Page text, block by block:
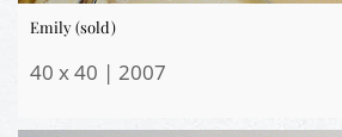
Emily (sold)
40 x 40 | 2007